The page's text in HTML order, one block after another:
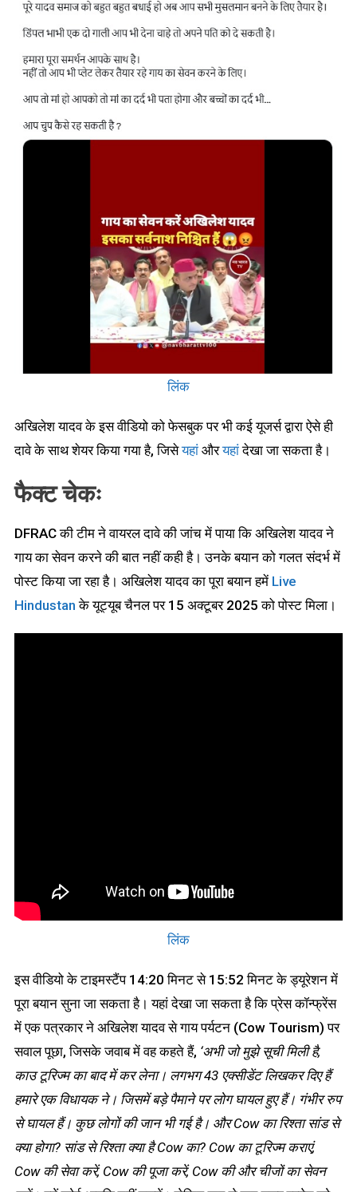
लिंक
अखिलेश यादव के इस वीडियो को फेसबुक पर भी कई यूजर्स द्वारा ऐसे ही
दावे के साथ शेयर किया गया है, जिसेयहांऔरयहांदेखा जा सकता है।
फैक्ट चेकः
DFRAC की टीम ने वायरल दावे की जांच में पाया कि अखिलेश यादव ने
गाय का सेवन करने की बात नहीं कही है। उनके बयान को गलत संदर्भ में
पोस्ट किया जा रहा है। अखिलेश यादव का पूरा बयान हमें Live
Hindustan के यूट्यूब चैनल पर 15 अक्टूबर 2025 को पोस्ट मिला।
लिंक
इस वीडियो के टाइमस्टैंप 14:20 मिनट से 15:52 मिनट के ड्यूरेशन में
पूरा बयान सुना जा सकता है। यहां देखा जा सकता है कि प्रेस कॉन्फ्रेंस
में एक पत्रकार ने अखिलेश यादव से गाय पर्यटन (Cow Tourism) पर
सवाल पूछा, जिसके जवाब में वह कहते हैं, ‘अभी जो मुझे सूची मिली है,
काउ टूरिज्म का बाद में कर लेना। लगभग 43 एक्सीडेंट लिखकर दिए हैं
हमारे एक विधायक ने। जिसमें बड़े पैमाने पर लोग घायल हुए हैं। गंभीर रुप
से घायल हैं। कुछ लोगों की जान भी गई है। और Cow का रिश्ता सांड से
क्या होगा? सांड से रिश्ता क्या है Cow का? Cow का टूरिज्म कराएं,
Cow की सेवा करें, Cow की पूजा करें, Cow की और चीजों का सेवन